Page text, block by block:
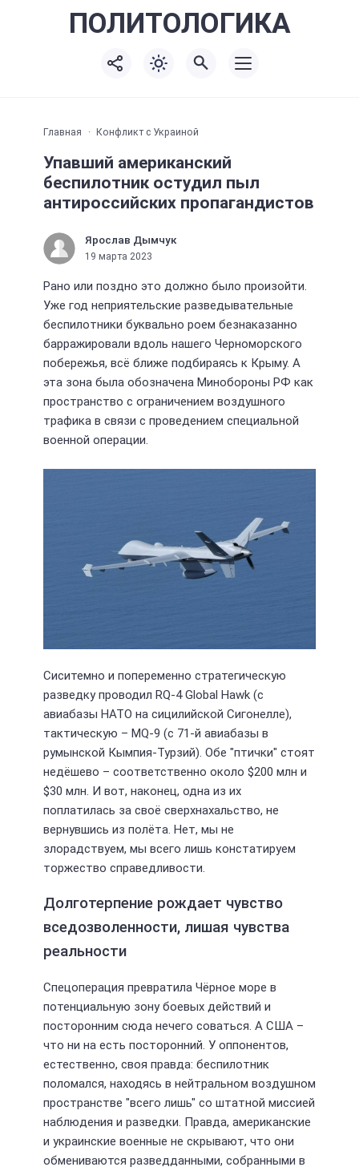
ПОЛИТОЛОГИКА
Главная Конфликт с Украиной
Упавший американский
беспилотник остудил пыл
антироссийских пропагандистов
Ярослав Дымчук
19 марта 2023
Рано или поздно это должно было произойти.
Уже год неприятельские разведывательные
беспилотники буквально роем безнаказанно
барражировали вдоль нашего Черноморского
побережья, всё ближе подбираясь к Крыму. А
эта зона была обозначена Минобороны РФ как
пространство с ограничением воздушного
трафика в связи с проведением специальной
военной операции.
Сиситемно и попеременно стратегическую
разведку проводил RQ-4 Global Hawk (с
авиабазы НАТО на сицилийской Сигонелле),
тактическую – MQ-9 (с 71-й авиабазы в
румынской Кымпия-Турзий). Обе "птички" стоят
недёшево – соответственно около $200 млн и
$30 млн. И вот, наконец, одна из их
поплатилась за своё сверхнахальство, не
вернувшись из полёта. Нет, мы не
злорадствуем, мы всего лишь констатируем
торжество справедливости.
Долготерпение рождает чувство
вседозволенности, лишая чувства
реальности
Спецоперация превратила Чёрное море в
потенциальную зону боевых действий и
посторонним сюда нечего соваться. А США –
что ни на есть посторонний. У оппонентов,
естественно, своя правда: беспилотник
поломался, находясь в нейтральном воздушном
пространстве "всего лишь" со штатной миссией
наблюдения и разведки. Правда, американские
и украинские военные не скрывают, что они
обмениваются разведданными, собранными в